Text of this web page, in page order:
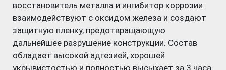
восстановитель металла и ингибитор коррозии
взаимодействуют с оксидом железа и создают
защитную пленку, предотвращающую
дальнейшее разрушение конструкции. Состав
обладает высокой адгезией, хорошей
укрывистостью и полностью высыхает за 3 часа,